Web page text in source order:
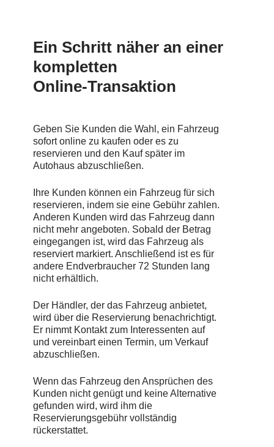
Ein Schritt näher an einer
kompletten
Online-Transaktion
Geben Sie Kunden die Wahl, ein Fahrzeug
sofort online zu kaufen oder es zu
reservieren und den Kauf später im
Autohaus abzuschließen.
Ihre Kunden können ein Fahrzeug für sich
reservieren, indem sie eine Gebühr zahlen.
Anderen Kunden wird das Fahrzeug dann
nicht mehr angeboten. Sobald der Betrag
eingegangen ist, wird das Fahrzeug als
reserviert markiert. Anschließend ist es für
andere Endverbraucher 72 Stunden lang
nicht erhältlich.
Der Händler, der das Fahrzeug anbietet,
wird über die Reservierung benachrichtigt.
Er nimmt Kontakt zum Interessenten auf
und vereinbart einen Termin, um Verkauf
abzuschließen.
Wenn das Fahrzeug den Ansprüchen des
Kunden nicht genügt und keine Alternative
gefunden wird, wird ihm die
Reservierungsgebühr vollständig
rückerstattet.